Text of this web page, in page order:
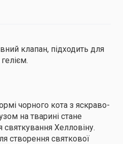
клапан, підходить для
чорного кота з яскраво-
на тварині стане
Хелловіну.
створення святкової